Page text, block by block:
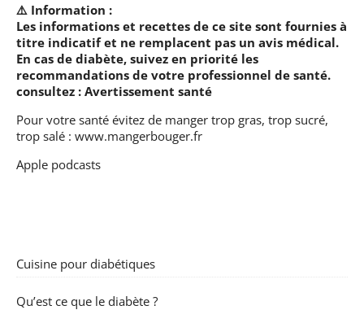
⚠️ Information :
Les informations et recettes de ce site sont fournies à
titre indicatif et ne remplacent pas un avis médical.
En cas de diabète, suivez en priorité les
recommandations de votre professionnel de santé.
consultez : Avertissement santé
Pour votre santé évitez de manger trop gras, trop sucré,
trop salé : www.mangerbouger.fr
Apple podcasts
Cuisine pour diabétiques
Qu’est ce que le diabète ?